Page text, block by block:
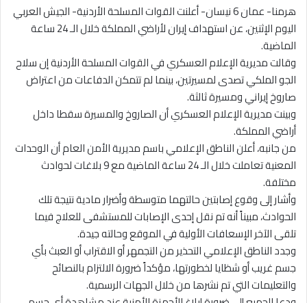
هرمنا- عمان 6 نيسان- أعلنت القوات المسلحة الأردنية- الجيش العربي
اليوم الإثنين، عن استهداف إيران لأراضي المملكة خلال الـ 24 ساعة
الماضية.
وقالت مديرية الإعلام العسكري في القوات المسلحة الأردنية إن سلاح
الجو الملكي تصدى لمسيرتين، بينما لم تتمكن الدفاعات من اعتراض
صاروخ إيراني ومسيرة ثالثة.
وبينت مديرية الإعلام العسكري أن الصاروخ والمسيرة سقطا داخل
أراضي المملكة.
من جانبه، أعلن الناطق الإعلامي باسم مديرية الأمن العام أن الوحدات
المعنية تعاملت خلال الـ 24 ساعة الماضية مع 9 بلاغات لحوادث
مختلفة.
وأشار إلى وقوع إصابتين حالتهما متوسطة وأضرار مادية نتيجة تلك
الحوادث، مبيناً أنه تم نقل إحدى الإصابات للمستشفى للعلاج فيما
تلقى الآخر الإسعافات الأولية في الموقع وحالته جيدة.
وجدد الناطق الإعلامي التحذير من التجمهر أو الاقتراب أو العبث بأي
جسم غريب أو شظايا لخطورتها، مؤكداً ضرورة الالتزام بالنصائح
والتعليمات التي تم نشرها من خلال الجهات الرسمية.